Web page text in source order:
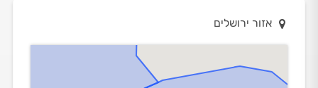
אזור ירושלים